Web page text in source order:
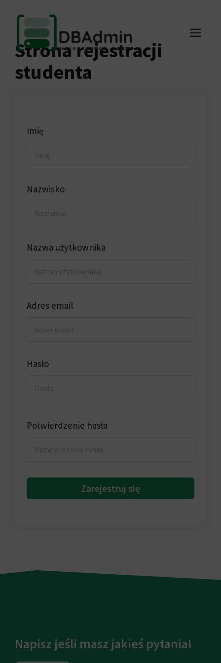
Strona rejestracji
studenta
Imię
Nazwisko
Nazwa użytkownika
Adres email
Hasło
Potwierdzenie hasła
Zarejestruj się
Napisz jeśli masz jakieś pytania!